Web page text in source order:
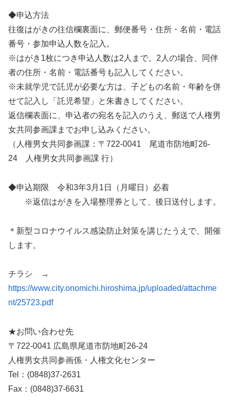
◆申込方法
往復はがきの往信欄裏面に、郵便番号・住所・名前・電話
番号・参加申込人数を記入。
※はがき1枚につき申込人数は2人まで。2人の場合、同伴
者の住所・名前・電話番号も記入してください。
※未就学児で託児が必要な方は、子どもの名前・年齢を併
せて記入し「託児希望」と朱書きしてください。
返信欄表面に、申込者の宛名を記入のうえ、郵送で人権男
女共同参画課までお申し込みください。
（人権男女共同参画課：〒722-0041 尾道市防地町26-
24 人権男女共同参画課 行）
◆申込期限 令和3年3月1日（月曜日）必着
※返信はがきを入場整理券として、後日送付します。
＊新型コロナウイルス感染防止対策を講じたうえで、開催
します。
チラシ →
https://www.city.onomichi.hiroshima.jp/uploaded/attachme
nt/25723.pdf
★お問い合わせ先
〒722-0041 広島県尾道市防地町26-24
人権男女共同参画係・人権文化センター
Tel：(0848)37-2631
Fax：(0848)37-6631